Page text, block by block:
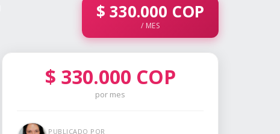
$ 330.000 COP
/ MES
$ 330.000 COP
por mes
PUBLICADO POR